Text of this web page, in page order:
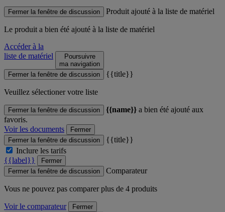
Fermer la fenêtre de discussion Produit ajouté à la liste de matériel
Le produit a bien été ajouté à la liste de matériel
Accéder à la
liste de matériel
Poursuivre
ma navigation
Fermer la fenêtre de discussion
{{title}}
Veuillez sélectioner votre liste
Fermer la fenêtre de discussion {{name}} a bien été ajouté aux
favoris.
Voir les documents
Fermer
Fermer la fenêtre de discussion
{{title}}
Inclure les tarifs
{{label}}
Fermer
Fermer la fenêtre de discussion
Comparateur
Vous ne pouvez pas comparer plus de 4 produits
Voir le comparateur
Fermer